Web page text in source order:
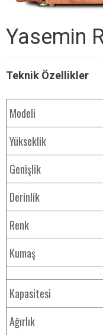
Yasemin
Teknik Özellikler
Modeli
Yükseklik
Genişlik
Derinlik
Renk
Kumaş
Kapasitesi
Ağırlık